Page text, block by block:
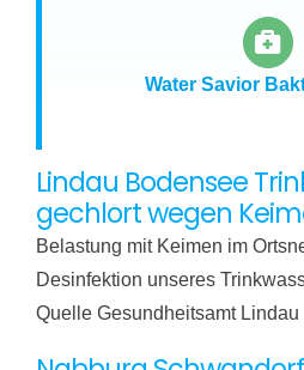
Water Savior
Lindau Bodensee
gechlort wegen
Belastung mit Keimen im
Desinfektion unseres
Quelle Gesundheitsamt Lindau